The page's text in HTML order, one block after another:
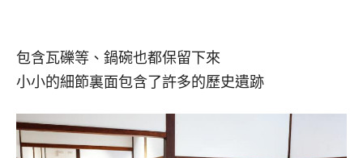
包含瓦礫等、鍋碗也都保留下來
小小的細節裏面包含了許多的歷史遺跡